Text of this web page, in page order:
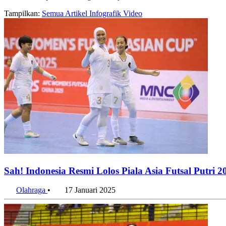
Tampilkan: Semua Artikel Infografik Video
Sah! Indonesia Resmi Lolos Piala Asia Futsal Putri
Olahraga • 17 Januari 2025